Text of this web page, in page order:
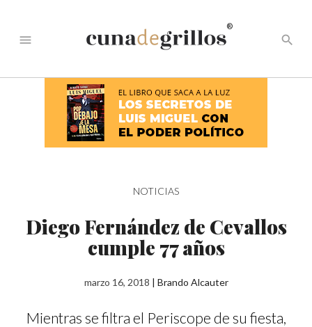
menu
®
search
NOTICIAS
Diego Fernández de Cevallos
cumple 77 años
marzo 16, 2018 | Brando Alcauter
Mientras se filtra el Periscope de su fiesta,